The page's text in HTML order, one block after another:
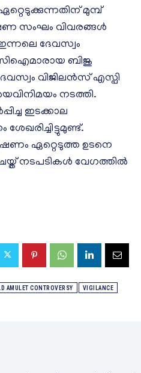
മുമ്പ്
സംഘം വിവരങ്ങള്‍
ഇന്നലെ ദേവസ്വം
ബിജു
വിജിലന്‍സ് എസ്പി
നടത്തി.
ഇടക്കാല
ശേഖരിച്ചിട്ടുമുണ്ട്.
ഏറ്റെടുത്ത ഉടനെ
നടപടികള്‍ വേഗത്തില്‍
AMULET CONTROVERSY VIGILANCE